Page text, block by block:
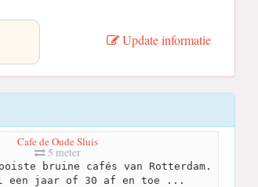
Update informatie
Cafe de Oude Sluis
5 meter
bruine cafés van Rotterdam.
een jaar of 30 af en toe ...